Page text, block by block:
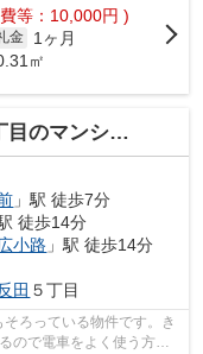
等：10,000円 )
金
1ヶ月
㎡
マンション
」駅 徒歩7分
徒歩14分
小路 」駅 徒歩14分
田 ５丁目
ろっている物件です。き
ので電車をよく使う方に